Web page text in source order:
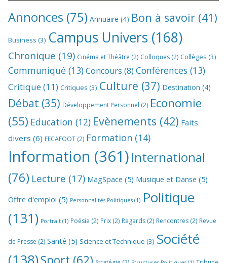
Annonces (75) Annuaire (4) Bon à savoir (41)
Business (3) Campus Univers (168)
Chronique (19) Cinéma et Théâtre (2) Colloques (2) Collèges (3)
Communiqué (13)Concours (8) Conférences (13)
Critique(11) Critiques (3) Culture (37) Destination (4)
Débat (35) Développement Personnel (2) Economie
(55) Education (12) Evènements (42) Faits
divers (6) FECAFOOT (2) Formation (14)
Information (361) International
(76) Lecture (17) MagSpace (5) Musique et Danse (5)
Offre d'emploi (5) Personnalités Politiques (1) Politique
(131) Portrait (1) Poésie (2) Prix (2) Regards (2) Rencontres (2) Revue
de Presse (2) Santé (5) Science et Technique (3) Société
(138)Sport (62)